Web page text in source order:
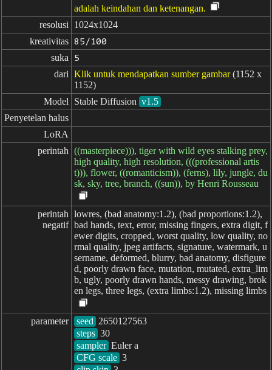
adalah keindahan dan ketenangan.
resolusi
1024x1024
kreativitas 85/100
suka 5
dari Klik untuk mendapatkan sumber gambar (1152 x
1152)
Model
Stable Diffusion v1.5
Penyetelan halus
LoRA
perintah ((masterpiece))), tiger with wild eyes stalking prey,
high quality, high resolution, (((professional artis
t))), flower, ((romanticism)), (ferns), lily, jungle, du
sk, sky, tree, branch, ((sun)), by Henri Rousseau
perintah
negatif
lowres, (bad anatomy:1.2), (bad proportions:1.2),
bad hands, text, error, missing fingers, extra digit, f
ewer digits, cropped, worst quality, low quality, no
rmal quality, jpeg artifacts, signature, watermark, u
sername, deformed, blurry, bad anatomy, disfigure
d, poorly drawn face, mutation, mutated, extra_lim
b, ugly, poorly drawn hands, messy drawing, brok
en legs, three legs, (extra limbs:1.2), missing limbs
parameter seed
steps
sampler
CFG scale